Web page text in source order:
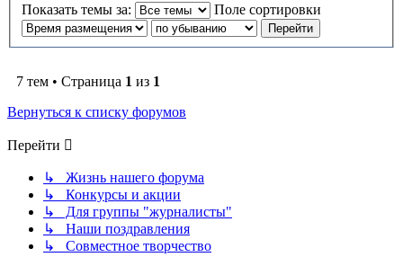
Показать темы за: Поле сортировки
7 тем • Страница 1 из 1
Вернуться к списку форумов
Перейти
↳ Жизнь нашего форума
↳ Конкурсы и акции
↳ Для группы "журналисты"
↳ Наши поздравления
↳ Совместное творчество